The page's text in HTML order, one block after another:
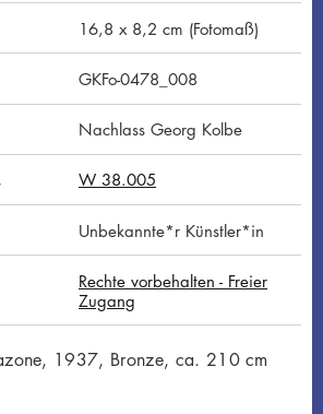
16,8 x 8,2 cm (Fotomaß)
GKFo-0478_008
Nachlass Georg Kolbe
W 38.005
Unbekannte*r Künstler*in
Rechte vorbehalten - Freier
Zugang
1937, Bronze, ca. 210 cm